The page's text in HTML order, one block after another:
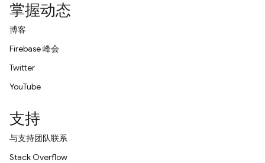
掌握动态
博客
Firebase 峰会
Twitter
YouTube
支持
与支持团队联系
Stack Overflow